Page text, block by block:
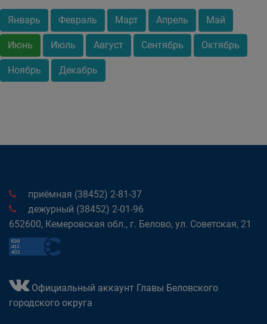
Январь Февраль Март Апрель Май
Июнь Июль Август Сентябрь Октябрь
Ноябрь Декабрь
приёмная (38452) 2-81-37
дежурный (38452) 2-01-96
652600, Кемеровская обл., г. Белово, ул. Советская, 21
Официальный аккаунт Главы Беловского
городского округа